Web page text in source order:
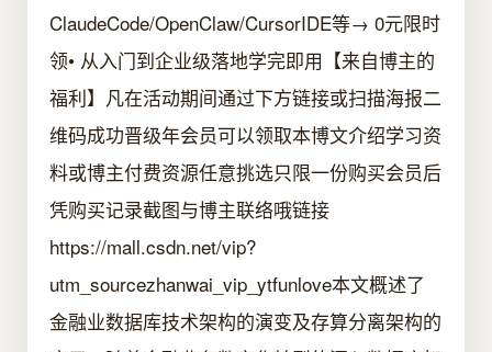
ClaudeCode/OpenClaw/CursorIDE等→ 0元限时
领• 从入门到企业级落地学完即用【来自博主的
福利】凡在活动期间通过下方链接或扫描海报二
维码成功晋级年会员可以领取本博文介绍学习资
料或博主付费资源任意挑选只限一份购买会员后
凭购买记录截图与博主联络哦链接
https://mall.csdn.net/vip?
utm_sourcezhanwai_vip_ytfunlove本文概述了
金融业数据库技术架构的演变及存算分离架构的